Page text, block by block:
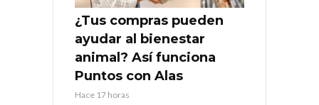
¿Tus compras pueden
ayudar al bienestar
animal? Así funciona
Puntos con Alas
Hace 17 horas